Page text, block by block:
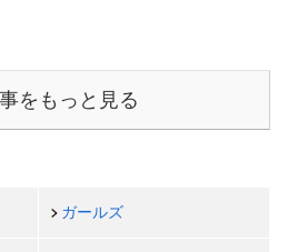
をもっと見る
ガールズ